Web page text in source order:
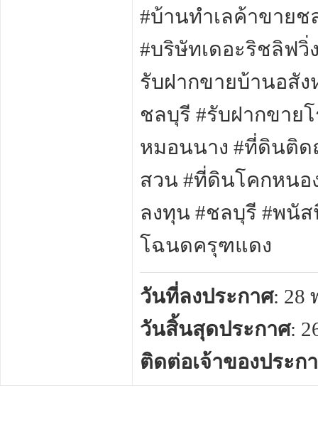
#บ้านทำเลค้าขาย
#บริษัทเดอะริชลิฟวิ่
รับฝากขายบ้านอสั
ชลบุรี #รับฝากขาย
หมอนนาง #ที่ดินติด
สวน #ที่ดินโคกหนอ
ลงทุน #ชลบุรี #พนั
โฉนดครุฑแดง
วันที่ลงประกาศ: 28
วันสิ้นสุดประกาศ:
ติดต่อเจ้าของประก